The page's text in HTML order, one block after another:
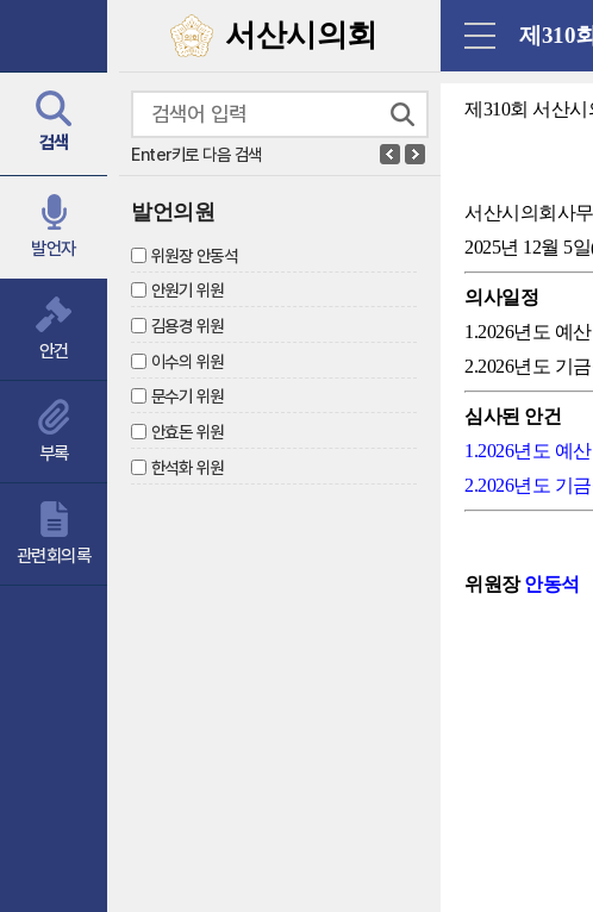
서산시의회
검색
Enter키로 다음 검색
발언자
발언의원
위원장 안동석
안원기 위원
김용경 위원
이수의 위원
문수기 위원
안효돈 위원
한석화 위원
안건
부록
관련회의록
제310
제310회 서산시
서산시의회사
2025년 12월 5
의사일정
1.2026년도 예
2.2026년도 기
심사된 안건
1.2026년도 예
2.2026년도 기
위원장안동석